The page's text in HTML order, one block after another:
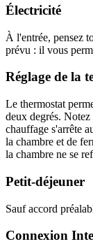
Électricité
À l'entrée, pensez
prévu : il vous
Réglage de la
Le thermostat
deux degrés.
chauffage s'arrête
la chambre et de
la chambre ne se
Petit-déjeuner
Sauf accord
Connexion